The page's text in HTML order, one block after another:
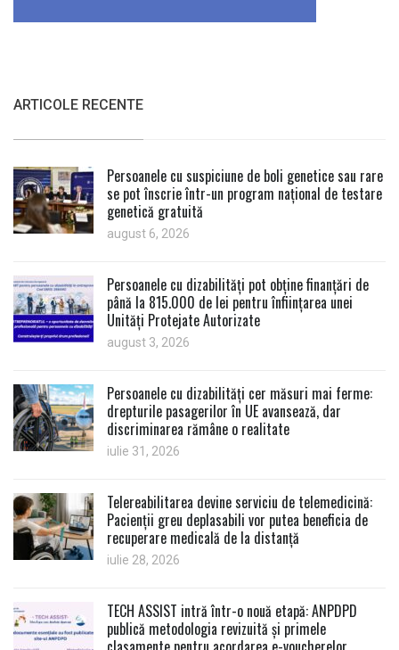
ARTICOLE RECENTE
Persoanele cu suspiciune de boli genetice sau rare
se pot înscrie într-un program național de testare
genetică gratuită
august 6, 2026
Persoanele cu dizabilități pot obține finanțări de
până la 815.000 de lei pentru înființarea unei
Unități Protejate Autorizate
august 3, 2026
Persoanele cu dizabilități cer măsuri mai ferme:
drepturile pasagerilor în UE avansează, dar
discriminarea rămâne o realitate
iulie 31, 2026
Telereabilitarea devine serviciu de telemedicină:
Pacienții greu deplasabili vor putea beneficia de
recuperare medicală de la distanță
iulie 28, 2026
TECH ASSIST intră într-o nouă etapă: ANPDPD
publică metodologia revizuită și primele